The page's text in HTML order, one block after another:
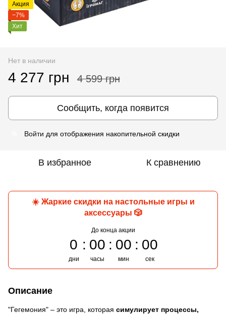
Акция
−7%
Хит
Нет в наличии
4 277 грн 4 599 грн
Сообщить, когда появится
Войти для отображения накопительной скидки
В избранное К сравнению
☀️ Жаркие скидки на настольные игры и
аксессуары 🎲
До конца акции
0
дни
00
часы
00
мин
00
сек
Описание
"Гегемония" – это игра, которая симулирует процессы,